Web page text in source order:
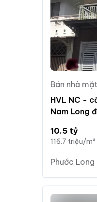
Bán nhà
HVL NC -
Nam Long
10.5 tỷ
116.7 triệu/m²
Phước Long